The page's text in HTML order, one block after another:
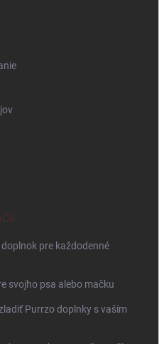
pre každodenné
svojho psa alebo mačku
Purrzo doplnky s vaším